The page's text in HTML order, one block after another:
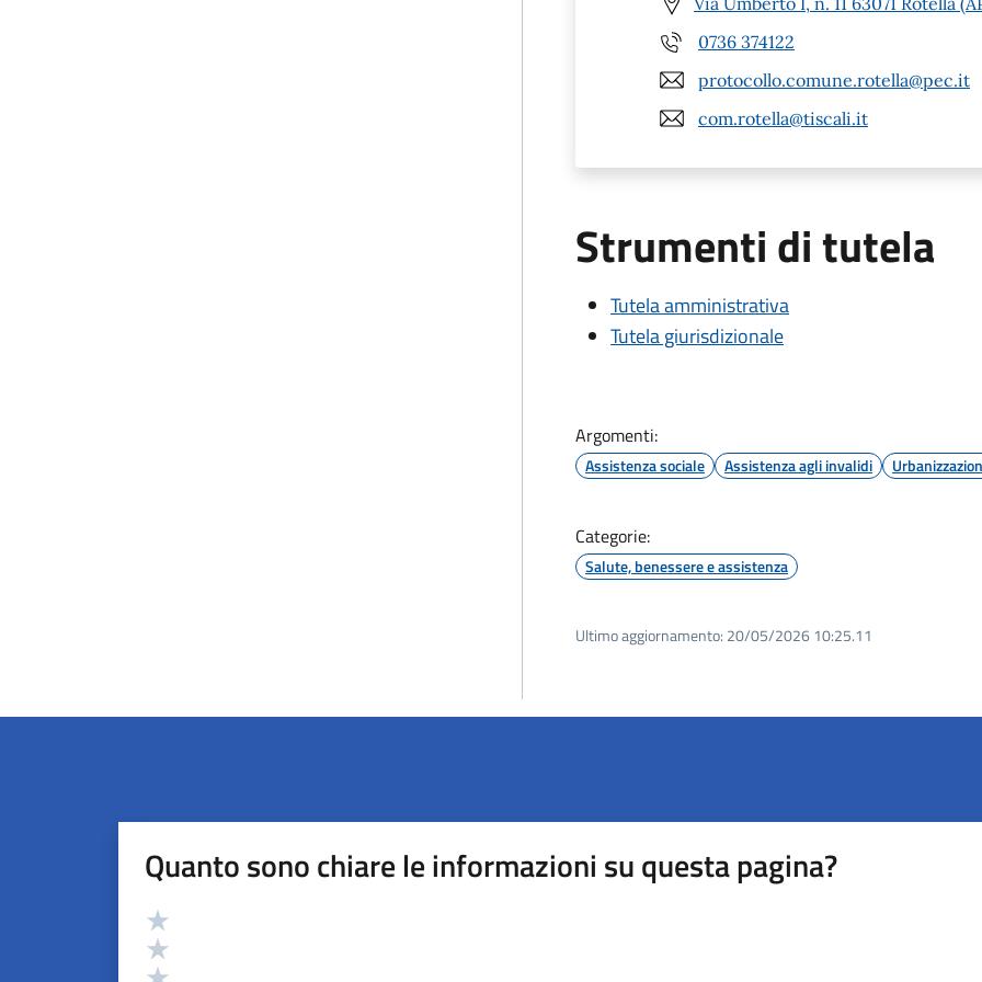
0736 374122
protocollo.comune.rotella@pec.it
com.rotella@tiscali.it
Strumenti di tutela
Tutela amministrativa
Tutela giurisdizionale
Argomenti:
Assistenza sociale Assistenza agli invalidi
Categorie:
Salute, benessere e assistenza
Ultimo aggiornamento: 20/05/2026 10:25.11
Quanto sono chiare le informazioni su questa pagina?
Valutazione